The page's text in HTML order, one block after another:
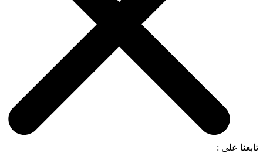
تابعنا على :